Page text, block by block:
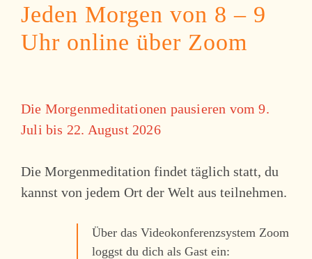
Jeden Morgen von 8 – 9
Uhr online über Zoom
Die Morgenmeditationen pausieren vom 9.
Juli bis 22. August 2026
Die Morgenmeditation findet täglich statt, du
kannst von jedem Ort der Welt aus teilnehmen.
Über das Videokonferenzsystem Zoom
loggst du dich als Gast ein: